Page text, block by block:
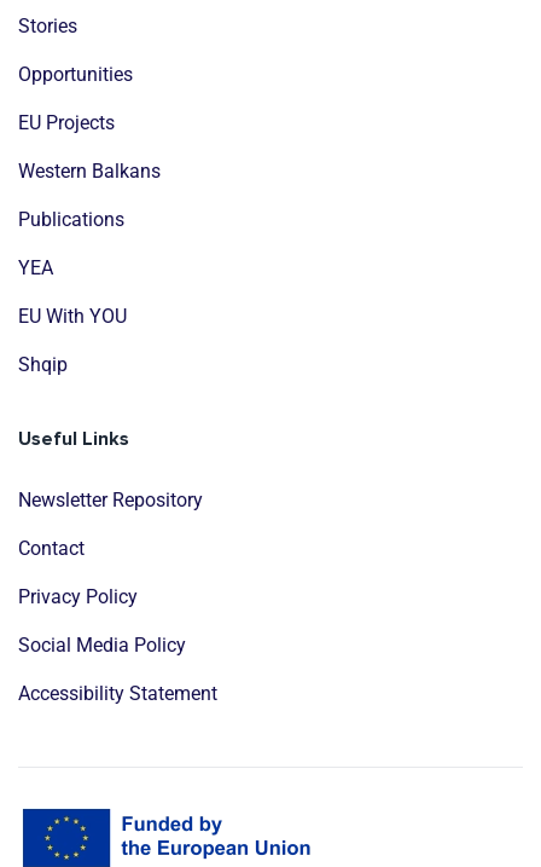
Stories
Opportunities
EU Projects
Western Balkans
Publications
YEA
EU With YOU
Shqip
Useful Links
Newsletter Repository
Contact
Privacy Policy
Social Media Policy
Accessibility Statement